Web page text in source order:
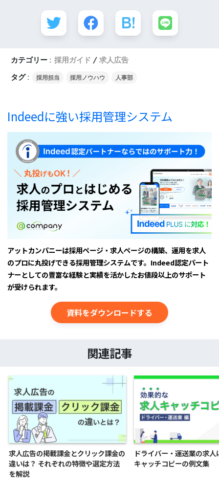
カテゴリー : 採用ガイド
求人広告
タグ :
採用担当 採用ノウハウ 人事部
Indeedに強い採用管理システム
アットカンパニーは採用ページ・求人ページの構築、運用を求人
のプロに丸投げできる採用管理システムです。Indeed認定パート
ナーとしての豊富な経験と実績を活かしたお値段以上のサポート
が受けられます。
資料をダウンロードする
関連記事
求人広告の掲載課金とクリック課金の
違いは？ それぞれの特徴や選定方法
を解説
ドライバー・運送業の求人
キャッチコピーの例文集